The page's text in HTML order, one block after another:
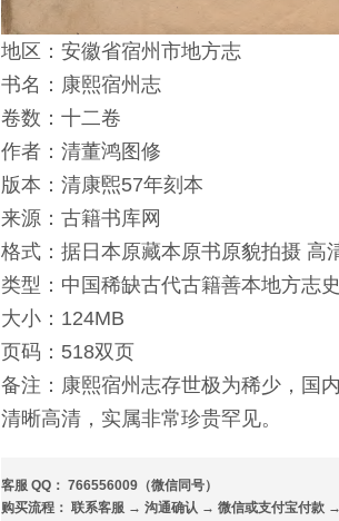
地区：安徽省宿州市地方志
书名：康熙宿州志
卷数：十二卷
作者：清董鸿图修
版本：清康煕57年刻本
来源：古籍书库网
格式：据日本原藏本原书原貌拍摄 高
类型：中国稀缺古代古籍善本地方志
大小：124MB
页码：518双页
备注：康熙宿州志存世极为稀少，国
清晰高清，实属非常珍贵罕见。
客服 QQ： 766556009（微信同号）
购买流程： 联系客服 → 沟通确认 → 微信或支付宝付款